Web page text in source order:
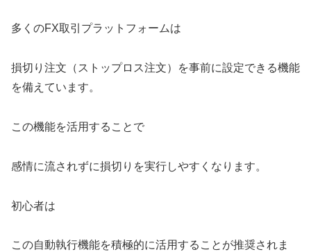
多くのFX取引プラットフォームは
損切り注文（ストップロス注文）を事前に設定できる機能
を備えています。
この機能を活用することで
感情に流されずに損切りを実行しやすくなります。
初心者は
この自動執行機能を積極的に活用することが推奨されま